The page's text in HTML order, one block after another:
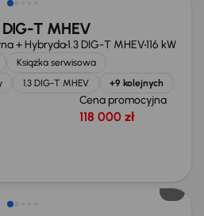
T MHEV
+ Hybryda1.3 DIG-T MHEV116 kW
Książka serwisowa
1.3 DIG-T MHEV +9 kolejnych
Cena promocyjna
118 000 zł